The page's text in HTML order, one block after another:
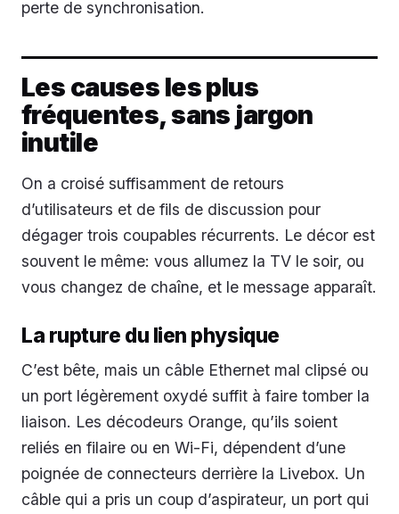
perte de synchronisation.
Les causes les plus
fréquentes, sans jargon
inutile
On a croisé suffisamment de retours
d’utilisateurs et de fils de discussion pour
dégager trois coupables récurrents. Le décor est
souvent le même: vous allumez la TV le soir, ou
vous changez de chaîne, et le message apparaît.
La rupture du lien physique
C’est bête, mais un câble Ethernet mal clipsé ou
un port légèrement oxydé suffit à faire tomber la
liaison. Les décodeurs Orange, qu’ils soient
reliés en filaire ou en Wi-Fi, dépendent d’une
poignée de connecteurs derrière la Livebox. Un
câble qui a pris un coup d’aspirateur, un port qui